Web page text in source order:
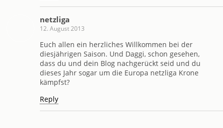
netzliga
12. August 2013
Euch allen ein herzliches Willkommen bei der
diesjährigen Saison. Und Daggi, schon gesehen,
dass du und dein Blog nachgerückt seid und du
dieses Jahr sogar um die Europa netzliga Krone
kämpfst?
Reply